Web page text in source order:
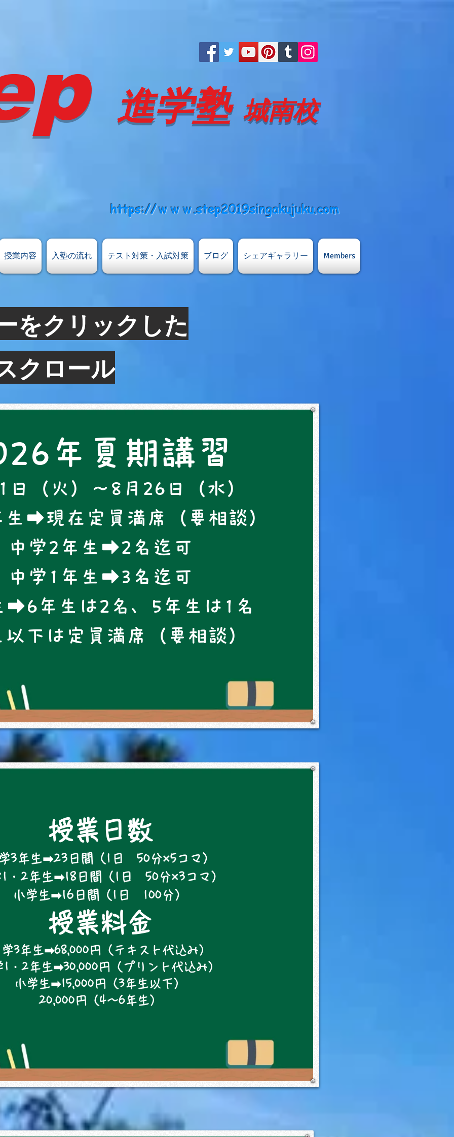
進学塾 城南校
https://ｗｗｗ.step2019singakujuku.com
授業内容 入塾の流れ テスト対策・入試対策 ブログ シェアギャラリー Members
をクリック​した
クロール
年夏期講習
日（火）～8月26日（水）
➡現在定員満席（要相談）
中学2年生➡2名迄可
中学1年生➡3名迄可
➡6年生は2名、5年生は1名
下は定員満席（要相談）
授業日数
3年生➡23日間（1日 50分×5コマ）
・2年生➡18日間（1日 50分×3コマ）
小学生➡16日間（1日 100分）
授業料金
3年生➡68,000円（テキスト代込み）
1・2年生➡30,000円（プリント代込み）
小学生➡15,000円（3年生以下）
​20,000円（4～6年生）